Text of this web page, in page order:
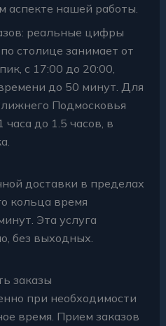
аспекте нашей работы.
реальные цифры
столице занимает от
с 17:00 до 20:00,
до 50 минут. Для
Подмосковья
до 1.5 часов, в
доставки в пределах
кольца время
Эта услуга
без выходных.
заказы
при необходимости
время. Прием заказов